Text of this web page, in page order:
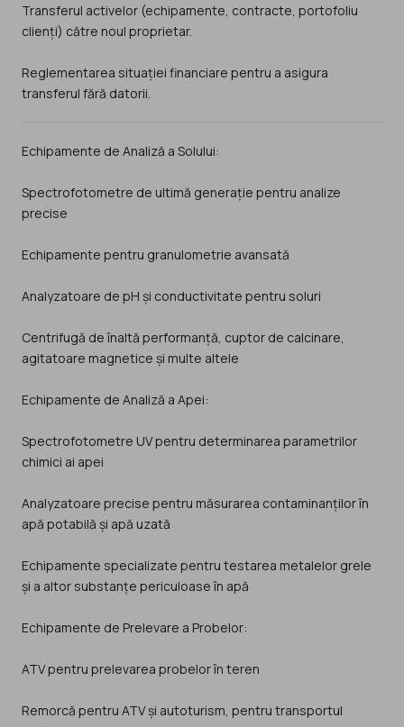
Transferul activelor (echipamente, contracte, portofoliu
clienți) către noul proprietar.
Reglementarea situației financiare pentru a asigura
transferul fără datorii.
Echipamente de Analiză a Solului:
Spectrofotometre de ultimă generație pentru analize
precise
Echipamente pentru granulometrie avansată
Analyzatoare de pH și conductivitate pentru soluri
Centrifugă de înaltă performanță, cuptor de calcinare,
agitatoare magnetice și multe altele
Echipamente de Analiză a Apei:
Spectrofotometre UV pentru determinarea parametrilor
chimici ai apei
Analyzatoare precise pentru măsurarea contaminanților în
apă potabilă și apă uzată
Echipamente specializate pentru testarea metalelor grele
și a altor substanțe periculoase în apă
Echipamente de Prelevare a Probelor:
ATV pentru prelevarea probelor în teren
Remorcă pentru ATV și autoturism, pentru transportul